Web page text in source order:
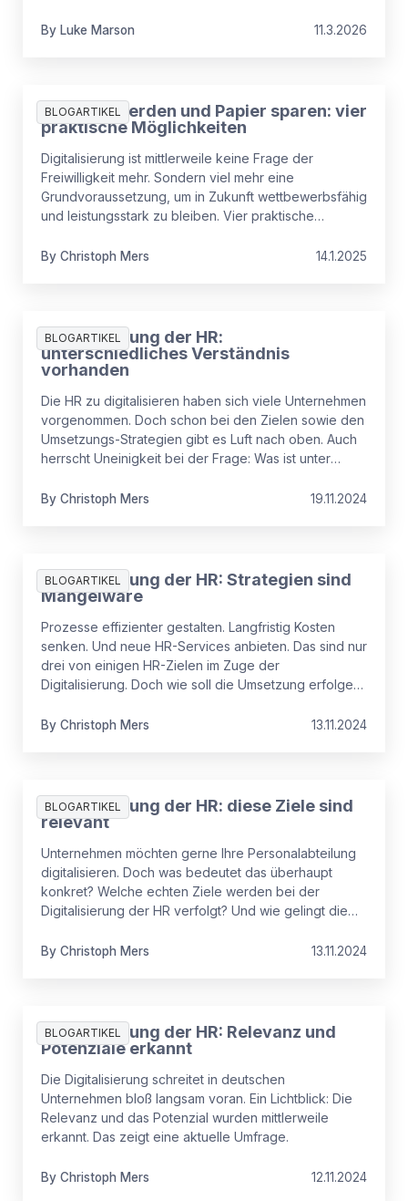
By Luke Marson 11.3.2026
BLOGARTIKEL
Digitaler werden und Papier sparen: vier
praktische Möglichkeiten
Digitalisierung ist mittlerweile keine Frage der
Freiwilligkeit mehr. Sondern viel mehr eine
Grundvoraussetzung, um in Zukunft wettbewerbsfähig
und leistungsstark zu bleiben. Vier praktische
auf Papier digitaler werden
By Christoph Mers 14.1.2025
BLOGARTIKEL
Digitalisierung der HR:
unterschiedliches Verständnis
vorhanden
Die HR zu digitalisieren haben sich viele Unternehmen
vorgenommen. Doch schon bei den Zielen sowie den
Umsetzungs-Strategien gibt es Luft nach oben. Auch
herrscht Uneinigkeit bei der Frage: Was ist unter
By Christoph Mers 19.11.2024
BLOGARTIKEL
Digitalisierung der HR: Strategien sind
Mangelware
Prozesse effizienter gestalten. Langfristig Kosten
senken. Und neue HR-Services anbieten. Das sind nur
drei von einigen HR-Zielen im Zuge der
Digitalisierung. Doch wie soll die Umsetzung erfolgen?
By Christoph Mers 13.11.2024
BLOGARTIKEL
Digitalisierung der HR: diese Ziele sind
relevant
Unternehmen möchten gerne Ihre Personalabteilung
digitalisieren. Doch was bedeutet das überhaupt
konkret? Welche echten Ziele werden bei der
Digitalisierung der HR verfolgt? Und wie gelingt die
By Christoph Mers 13.11.2024
BLOGARTIKEL
Digitalisierung der HR: Relevanz und
Potenziale erkannt
Die Digitalisierung schreitet in deutschen
Unternehmen bloß langsam voran. Ein Lichtblick: Die
Relevanz und das Potenzial wurden mittlerweile
erkannt. Das zeigt eine aktuelle Umfrage.
By Christoph Mers 12.11.2024